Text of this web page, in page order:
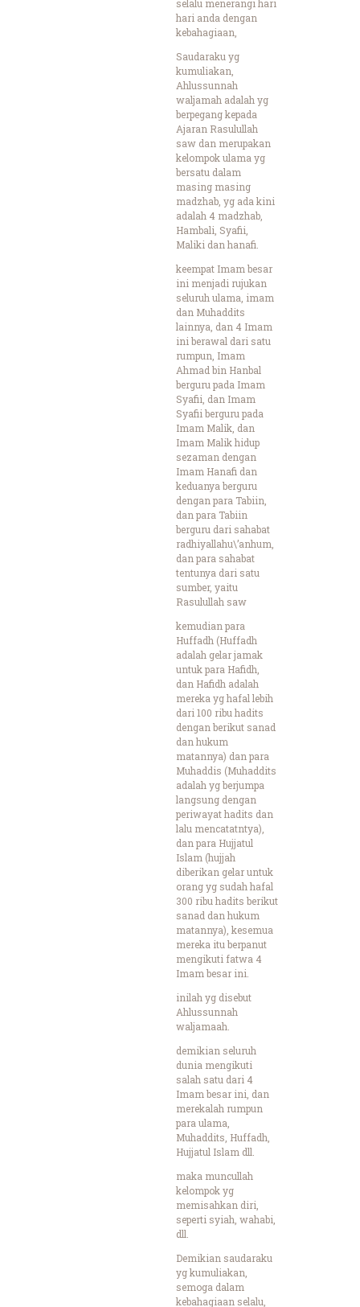
selalu menerangi hari
hari anda dengan
kebahagiaan,
Saudaraku yg
kumuliakan,
Ahlussunnah
waljamah adalah yg
berpegang kepada
Ajaran Rasulullah
saw dan merupakan
kelompok ulama yg
bersatu dalam
masing masing
madzhab, yg ada kini
adalah 4 madzhab,
Hambali, Syafii,
Maliki dan hanafi.
keempat Imam besar
ini menjadi rujukan
seluruh ulama, imam
dan Muhaddits
lainnya, dan 4 Imam
ini berawal dari satu
rumpun, Imam
Ahmad bin Hanbal
berguru pada Imam
Syafii, dan Imam
Syafii berguru pada
Imam Malik, dan
Imam Malik hidup
sezaman dengan
Imam Hanafi dan
keduanya berguru
dengan para Tabiin,
dan para Tabiin
berguru dari sahabat
radhiyallahu\’anhum,
dan para sahabat
tentunya dari satu
sumber, yaitu
Rasulullah saw
kemudian para
Huffadh (Huffadh
adalah gelar jamak
untuk para Hafidh,
dan Hafidh adalah
mereka yg hafal lebih
dari 100 ribu hadits
dengan berikut sanad
dan hukum
matannya) dan para
Muhaddis (Muhaddits
adalah yg berjumpa
langsung dengan
periwayat hadits dan
lalu mencatatntya),
dan para Hujjatul
Islam (hujjah
diberikan gelar untuk
orang yg sudah hafal
300 ribu hadits berikut
sanad dan hukum
matannya), kesemua
mereka itu berpanut
mengikuti fatwa 4
Imam besar ini.
inilah yg disebut
Ahlussunnah
waljamaah.
demikian seluruh
dunia mengikuti
salah satu dari 4
Imam besar ini, dan
merekalah rumpun
para ulama,
Muhaddits, Huffadh,
Hujjatul Islam dll.
maka muncullah
kelompok yg
memisahkan diri,
seperti syiah, wahabi,
dll.
Demikian saudaraku
yg kumuliakan,
semoga dalam
kebahagiaan selalu,